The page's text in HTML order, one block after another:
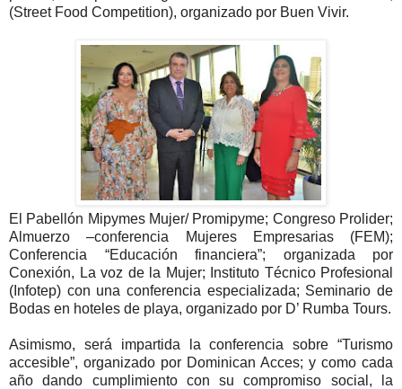
(Street Food Competition), organizado por Buen Vivir.
El Pabellón Mipymes Mujer/ Promipyme; Congreso Prolider;
Almuerzo –conferencia Mujeres Empresarias (FEM);
Conferencia “Educación financiera”; organizada por
Conexión, La voz de la Mujer; Instituto Técnico Profesional
(Infotep) con una conferencia especializada; Seminario de
Bodas en hoteles de playa, organizado por D’ Rumba Tours.
Asimismo, será impartida la conferencia sobre “Turismo
accesible”, organizado por Dominican Acces; y como cada
año dando cumplimiento con su compromiso social, la